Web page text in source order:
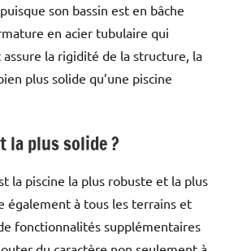
son bassin est en bâche
en acier tubulaire qui
la rigidité de la structure, la
plus solide qu’une piscine
la plus solide ?
la piscine la plus robuste et la plus
également à tous les terrains et
fonctionnalités supplémentaires